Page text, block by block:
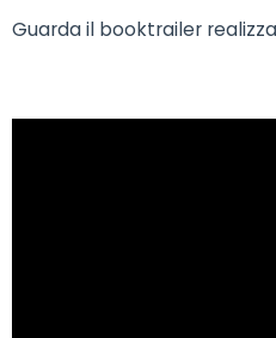
Guarda il booktrailer